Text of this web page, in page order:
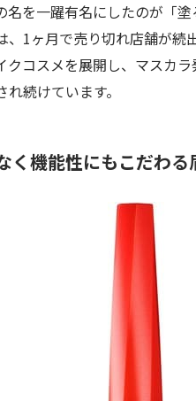
名を一躍有名にしたのが「
、1ヶ月で売り切れ店舗が続
クコスメを展開し、マスカ
続けています。
く機能性にもこだわ